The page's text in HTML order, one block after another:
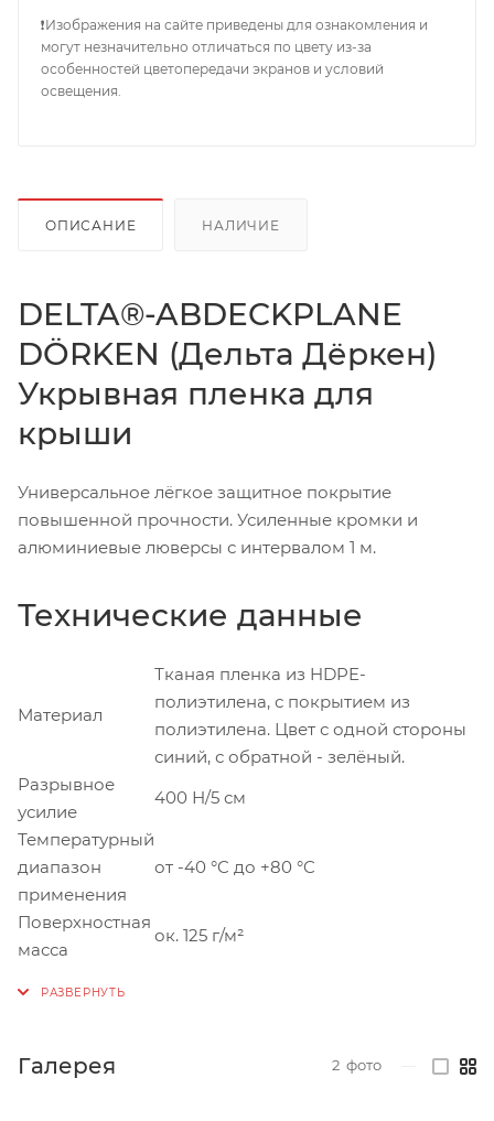
❗Изображения на сайте приведены для ознакомления и
могут незначительно отличаться по цвету из-за
особенностей цветопередачи экранов и условий
освещения.
ОПИСАНИЕ НАЛИЧИЕ
DELTA®-ABDECKPLANE
DÖRKEN (Дельта Дёркен)
Укрывная пленка для
крыши
Универсальное лёгкое защитное покрытие
повышенной прочности. Усиленные кромки и
алюминиевые люверсы с интервалом 1 м.
Технические данные
Материал
Тканая пленка из HDPE-
полиэтилена, с покрытием из
полиэтилена. Цвет с одной стороны
синий, с обратной - зелёный.
Разрывное
усилие
400 Н/5 см
Температурный
диапазон
применения
от -40 °C до +80 °C
Поверхностная
масса
ок. 125 г/м²
Галерея 2 фото